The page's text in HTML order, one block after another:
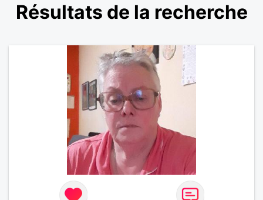
Résultats de la recherche